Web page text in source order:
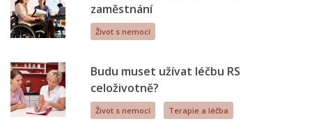
zaměstnání
Život s nemocí
Budu muset užívat léčbu RS
celoživotně?
Život s nemocí Terapie a léčba